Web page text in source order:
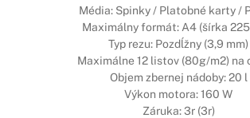
Média: Spinky / Platobné karty /
Maximálny formát: A4 (šírka
Typ rezu: Pozdĺžny (3,9 mm)
Maximálne 12 listov (80g/m2) na
Objem zbernej nádoby: 20 l
Výkon motora: 160 W
Záruka: 3r (3r)